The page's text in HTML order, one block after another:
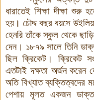
ধারাতেই শিক্ষা দীক্ষা শুরু
হয়। চৌদ্দ বছর বয়সে
হেনরি তাঁকে স্কুল থেকে
দেন। ১৮৭৯ সালে তিনি
ছিল ক্রিকেট। ক্রিকেট
এতটাই দক্ষতা অর্জন করেন
অতি বিখ্যাত ব্যক্তিত্বদের
পেশায় মূলত একজন